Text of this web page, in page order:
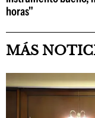
horas"
MÁS